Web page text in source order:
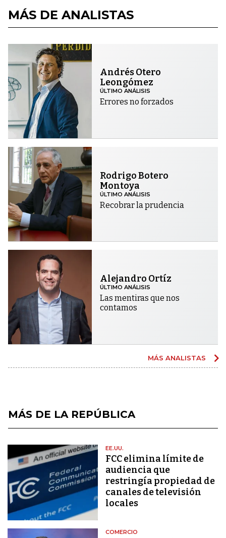
MÁS DE ANALISTAS
Andrés Otero
Leongómez
ÚLTIMO ANÁLISIS
Errores no forzados
Rodrigo Botero
Montoya
ÚLTIMO ANÁLISIS
Recobrar la prudencia
Alejandro Ortíz
ÚLTIMO ANÁLISIS
Las mentiras que nos
contamos
MÁS ANALISTAS
MÁS DE LA REPÚBLICA
EE.UU.
FCC elimina límite de
audiencia que
restringía propiedad de
canales de televisión
locales
COMERCIO